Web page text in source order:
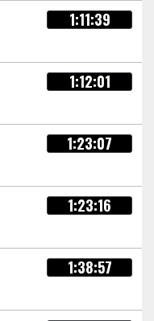
1:11:39
1:12:01
1:23:07
1:23:16
1:38:57